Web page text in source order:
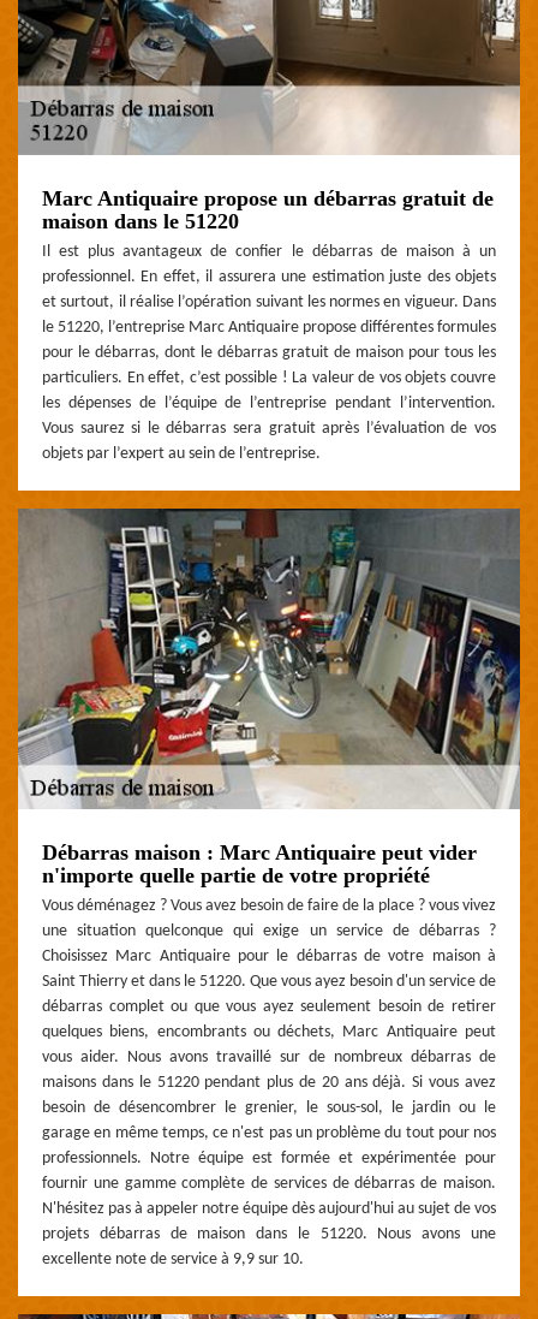
Marc Antiquaire propose un débarras gratuit de
maison dans le 51220
Il est plus avantageux de confier le débarras de maison à un
professionnel. En effet, il assurera une estimation juste des objets
et surtout, il réalise l’opération suivant les normes en vigueur. Dans
le 51220, l’entreprise Marc Antiquaire propose différentes formules
pour le débarras, dont le débarras gratuit de maison pour tous les
particuliers. En effet, c’est possible ! La valeur de vos objets couvre
les dépenses de l’équipe de l’entreprise pendant l’intervention.
Vous saurez si le débarras sera gratuit après l’évaluation de vos
objets par l’expert au sein de l’entreprise.
Débarras maison : Marc Antiquaire peut vider
n'importe quelle partie de votre propriété
Vous déménagez ? Vous avez besoin de faire de la place ? vous vivez
une situation quelconque qui exige un service de débarras ?
Choisissez Marc Antiquaire pour le débarras de votre maison à
Saint Thierry et dans le 51220. Que vous ayez besoin d'un service de
débarras complet ou que vous ayez seulement besoin de retirer
quelques biens, encombrants ou déchets, Marc Antiquaire peut
vous aider. Nous avons travaillé sur de nombreux débarras de
maisons dans le 51220 pendant plus de 20 ans déjà. Si vous avez
besoin de désencombrer le grenier, le sous-sol, le jardin ou le
garage en même temps, ce n'est pas un problème du tout pour nos
professionnels. Notre équipe est formée et expérimentée pour
fournir une gamme complète de services de débarras de maison.
N'hésitez pas à appeler notre équipe dès aujourd'hui au sujet de vos
projets débarras de maison dans le 51220. Nous avons une
excellente note de service à 9,9 sur 10.